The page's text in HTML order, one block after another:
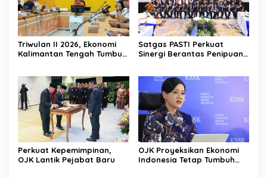
Triwulan II 2026, Ekonomi
Kalimantan Tengah Tumbuh
Satgas PASTI Perkuat
Sinergi Berantas Penipuan
Perkuat Kepemimpinan,
OJK Lantik Pejabat Baru
OJK Proyeksikan Ekonomi
Indonesia Tetap Tumbuh